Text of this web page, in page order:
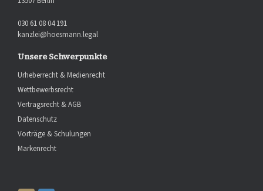
030 61 08 04 191
kanzlei@hoesmann.legal
Unsere Schwerpunkte
Urheberrecht & Medienrecht
Wettbewerbsrecht
Vertragsrecht & AGB
Datenschutz
Vorträge & Schulungen
Markenrecht